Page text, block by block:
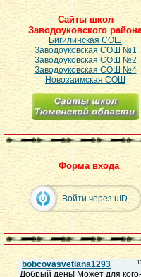
Сайты школ
Заводоуковского
Бигилинская СОШ
Заводоуковская СОШ №1
Заводоуковская СОШ №2
Заводоуковская СОШ №4
Новозаимская СОШ
Форма входа
Войти через uID